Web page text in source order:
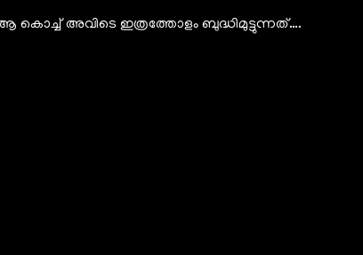
അവിടെ ഇത്രത്തോളം ബുദ്ധിമുട്ടുന്നത്….